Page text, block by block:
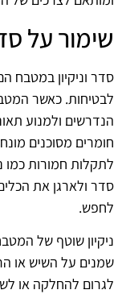
שימור על
סדר וניקיון במטבח
לבטיחות. כאשר
הנדרשים ולמנוע
חומרים מסוכנים
לתקלות חמורות כמו
סדר ולארגן את
לחפש.
ניקיון שוטף של
שמנים על השיש או
לגרום להחלקה או